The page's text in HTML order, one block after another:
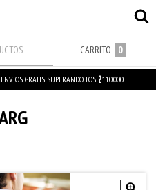
CARRITO 0
GRATIS SUPERANDO LOS $110.000